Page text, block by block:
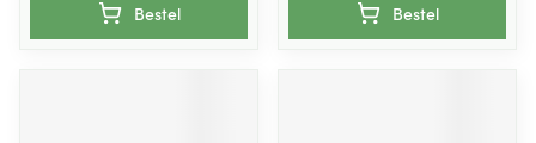
Bestel Bestel